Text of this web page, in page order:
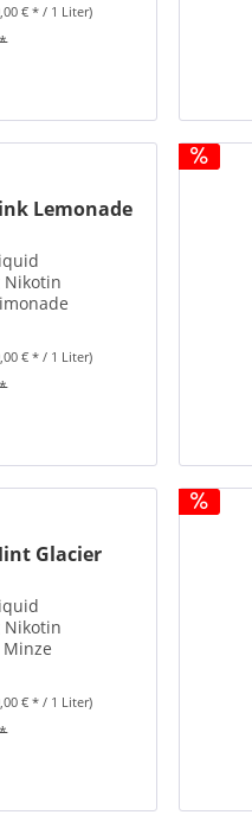
€ * / 1 Liter)
Lemonade
Nikotin
€ * / 1 Liter)
Glacier
Nikotin
€ * / 1 Liter)